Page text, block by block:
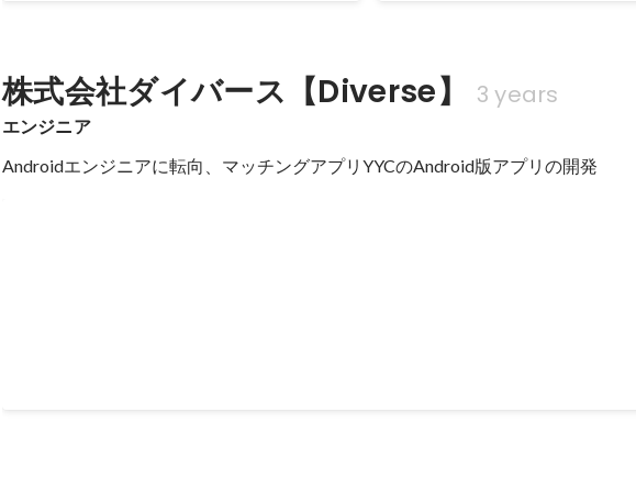
株式会社ダイバース【Diverse】 3 years
エンジニア
Androidエンジニアに転向、マッチングアプリYYCのAndroid版アプリの開発